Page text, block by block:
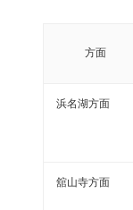
方面
浜名湖方面
舘山寺方面